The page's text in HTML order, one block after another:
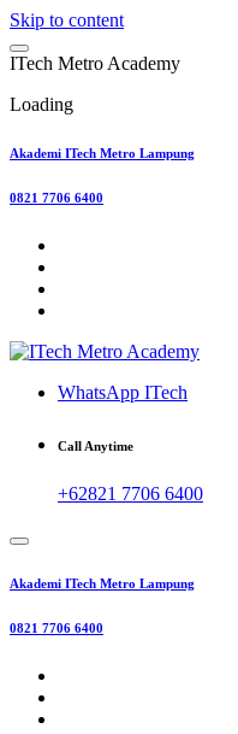
Skip to content
ITech Metro Academy
Loading
Akademi ITech Metro Lampung
0821 7706 6400
WhatsApp ITech
Call Anytime
+62821 7706 6400
Akademi ITech Metro Lampung
0821 7706 6400